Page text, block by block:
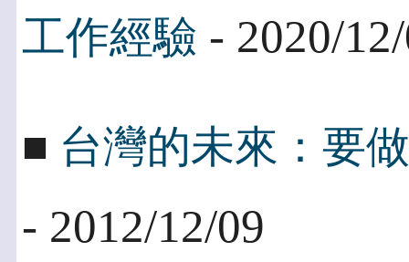
工作經驗 - 2020/
■ 台灣的未來：要
- 2012/12/09